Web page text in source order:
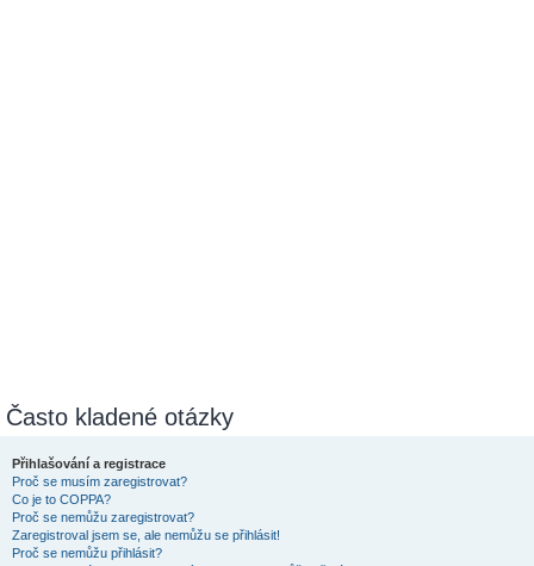
Často kladené otázky
Přihlašování a registrace
Proč se musím zaregistrovat?
Co je to COPPA?
Proč se nemůžu zaregistrovat?
Zaregistroval jsem se, ale nemůžu se přihlásit!
Proč se nemůžu přihlásit?